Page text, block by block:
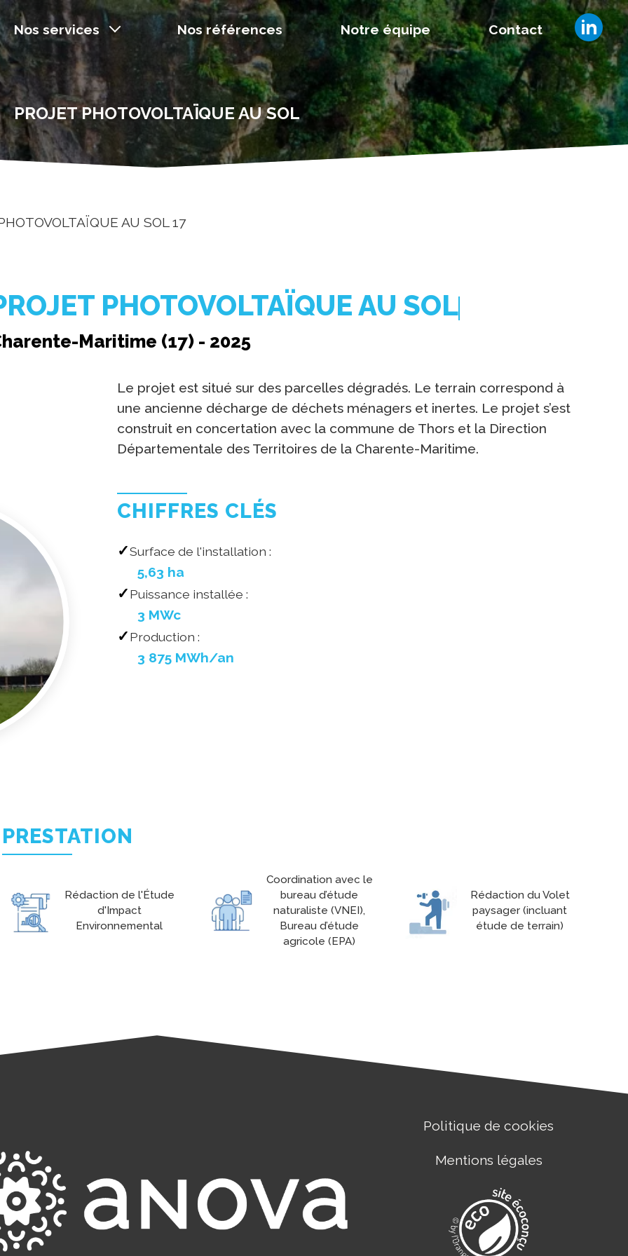
Nos services Nos références Notre équipe Contact
PROJET PHOTOVOLTAÏQUE AU SOL
AU SOL 17
PHOTOVOLTAÏQUE AU SOL
Maritime (17) - 2025
Le projet est situé sur des parcelles dégradés. Le terrain correspond à
une ancienne décharge de déchets ménagers et inertes. Le projet s’est
construit en concertation avec la commune de Thors et la Direction
Départementale des Territoires de la Charente-Maritime.
CHIFFRES CLÉS
Surface de l'installation :
5,63 ha
Puissance installée :
3 MWc
Production :
3 875 MWh/an
PRESTATION
Rédaction de l'Étude
d'Impact
Environnemental
Coordination avec le
bureau d’étude
naturaliste (VNEI),
Bureau d’étude
agricole (EPA)
Rédaction du Volet
paysager (incluant
étude de terrain)
Politique de cookies
Mentions légales